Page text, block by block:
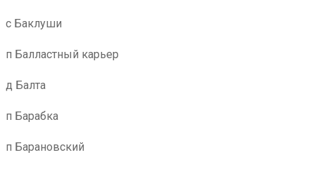
с Баклуши
п Балластный карьер
д Балта
п Барабка
п Барановский